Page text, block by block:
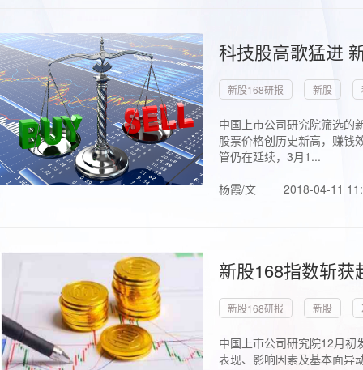
科技股高歌猛进
新股168研报 新股
中国上市公司研究院筛选的
股票价格创历史新高，赚钱
管仍在延续，3月1...
杨霞/文
2018-04-11
新股168指数斩
新股168研报 新股
中国上市公司研究院12月初
表现、影响因素及基本面异